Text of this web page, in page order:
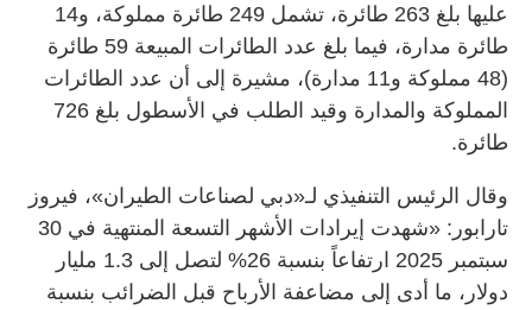
عليها بلغ 263 طائرة، تشمل 249 طائرة مملوكة، و14
طائرة مدارة، فيما بلغ عدد الطائرات المبيعة 59 طائرة
(48 مملوكة و11 مدارة)، مشيرة إلى أن عدد الطائرات
المملوكة والمدارة وقيد الطلب في الأسطول بلغ 726
طائرة.
وقال الرئيس التنفيذي لـ«دبي لصناعات الطيران»، فيروز
تارابور: «شهدت إيرادات الأشهر التسعة المنتهية في 30
سبتمبر 2025 ارتفاعاً بنسبة 26% لتصل إلى 1.3 مليار
دولار، ما أدى إلى مضاعفة الأرباح قبل الضرائب بنسبة